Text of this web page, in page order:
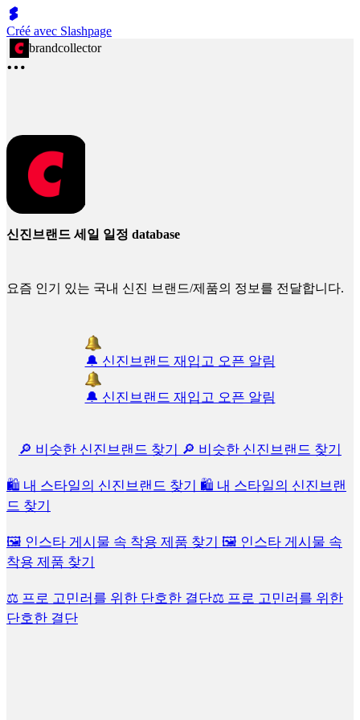
Créé avec Slashpage
brandcollector
신진브랜드 세일 일정 database
요즘 인기 있는 국내 신진 브랜드/제품의 정보를 전달합니다.
🔔 신진브랜드 재입고 오픈 알림
🔔 신진브랜드 재입고 오픈 알림
🔎 비슷한 신진브랜드 찾기 🔎 비슷한 신진브랜드 찾기
🛍️ 내 스타일의 신진브랜드 찾기 🛍️ 내 스타일의 신진브랜
드 찾기
🖼 인스타 게시물 속 착용 제품 찾기 🖼 인스타 게시물 속
착용 제품 찾기
⚖️ 프로 고민러를 위한 단호한 결단⚖️ 프로 고민러를 위한
단호한 결단